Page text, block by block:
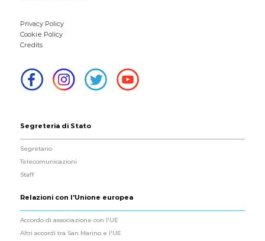
Privacy Policy
Cookie Policy
Credits
Segreteria di Stato
Segretario
Telecomunicazioni
Staff
Relazioni con l'Unione europea
Accordo di associazione con l'UE
Altri accordi tra San Marino e l'UE